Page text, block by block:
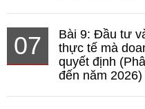
07
Bài 9: Đầu tư
thực tế mà
quyết định
đến năm 2026)